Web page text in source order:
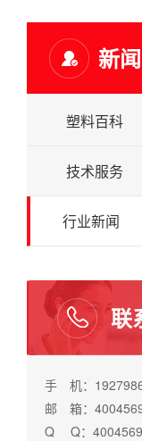
新
塑料百科
技术服务
行业新闻
联
手 机：
邮 箱：
Q Q：